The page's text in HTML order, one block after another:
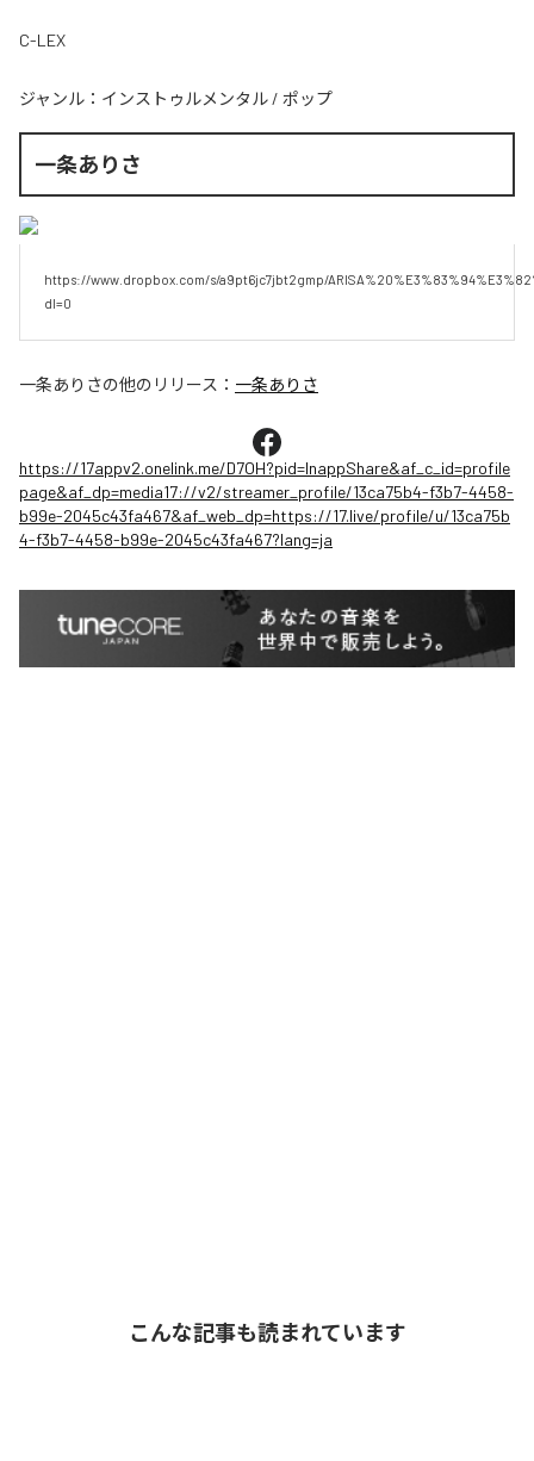
C-LEX
ジャンル： インストゥルメンタル / ポップ
一条ありさ
https://www.dropbox.com/s/a9pt6jc7jbt2gmp/
dl=0
一条ありさの他のリリース： 一条ありさ
https://17appv2.onelink.me/D7OH?pid=InappShare&af_c_id=profile
page&af_dp=media17://v2/streamer_profile/13ca75b4-f3b7-4458-
b99e-2045c43fa467&af_web_dp=https://17.live/profile/u/13ca75b
4-f3b7-4458-b99e-2045c43fa467?lang=ja
こんな記事も読まれています